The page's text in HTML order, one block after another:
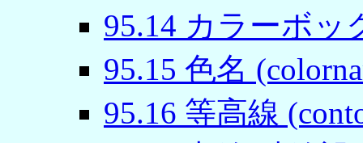
95.14 カラーボッ
95.15 色名
95.16 等高線